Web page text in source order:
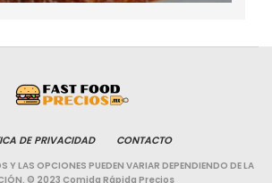
DE PRIVACIDAD CONTACTO
Y LAS OPCIONES PUEDEN VARIAR DEPENDIENDO DE LA
© 2023 Comida Rápida Precios